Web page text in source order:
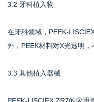
3.2 牙科植入物
在牙科领域，PEEK-
外，PEEK材料对X光透明
3.3 其他植入器械